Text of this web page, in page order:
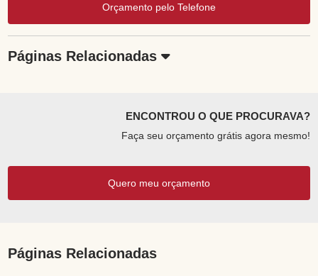
Orçamento pelo Telefone
Páginas Relacionadas
ENCONTROU O QUE PROCURAVA?
Faça seu orçamento grátis agora mesmo!
Quero meu orçamento
Páginas Relacionadas